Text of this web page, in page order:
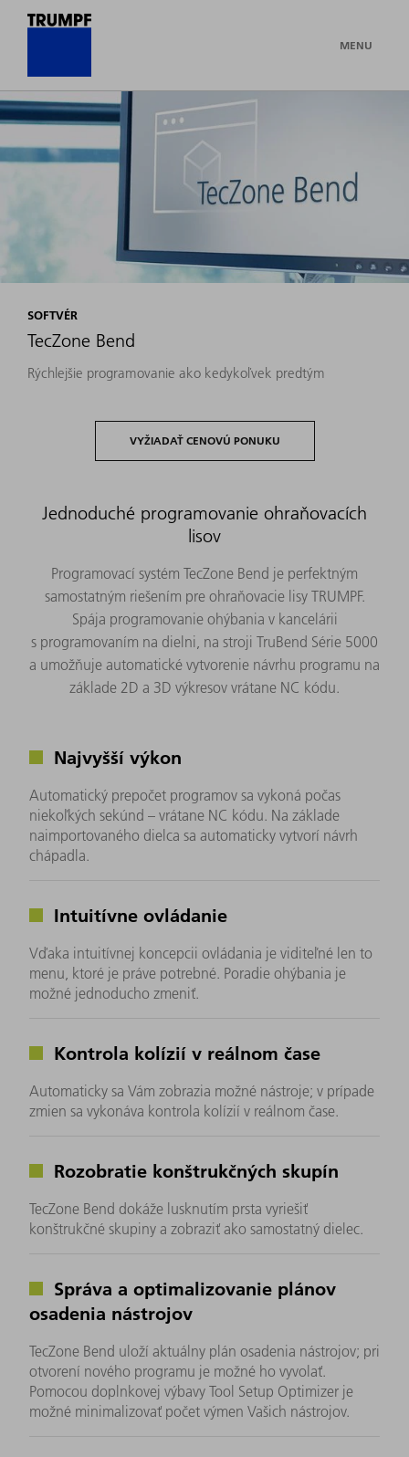
MENU
SOFTVÉR
TecZone Bend
Rýchlejšie programovanie ako kedykoľvek predtým
VYŽIADAŤ CENOVÚ PONUKU
Jednoduché programovanie ohraňovacích
lisov
Programovací systém TecZone Bend je perfektným
samostatným riešením pre ohraňovacie lisy TRUMPF.
Spája programovanie ohýbania v kancelárii
s programovaním na dielni, na stroji TruBend Série 5000
a umožňuje automatické vytvorenie návrhu programu na
základe 2D a 3D výkresov vrátane NC kódu.
Najvyšší výkon
Automatický prepočet programov sa vykoná počas
niekoľkých sekúnd – vrátane NC kódu. Na základe
naimportovaného dielca sa automaticky vytvorí návrh
chápadla.
Intuitívne ovládanie
Vďaka intuitívnej koncepcii ovládania je viditeľné len to
menu, ktoré je práve potrebné. Poradie ohýbania je
možné jednoducho zmeniť.
Kontrola kolízií v reálnom čase
Automaticky sa Vám zobrazia možné nástroje; v prípade
zmien sa vykonáva kontrola kolízií v reálnom čase.
Rozobratie konštrukčných skupín
TecZone Bend dokáže lusknutím prsta vyriešiť
konštrukčné skupiny a zobraziť ako samostatný dielec.
Správa a optimalizovanie plánov
osadenia nástrojov
TecZone Bend uloží aktuálny plán osadenia nástrojov; pri
otvorení nového programu je možné ho vyvolať.
Pomocou doplnkovej výbavy Tool Setup Optimizer je
možné minimalizovať počet výmen Vašich nástrojov.